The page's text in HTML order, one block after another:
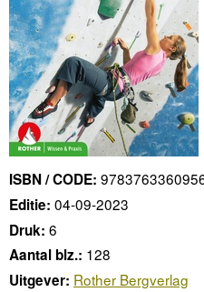
ISBN / CODE:
Editie: 04-09-2023
Druk: 6
Aantal blz.: 128
Uitgever: Rother Bergverlag